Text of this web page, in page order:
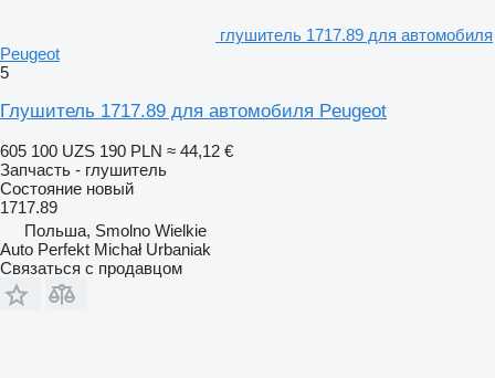
глушитель 1717.89 для автомобиля
Peugeot
5
Глушитель 1717.89 для автомобиля Peugeot
605 100 UZS 190 PLN ≈ 44,12 €
Запчасть - глушитель
Состояние новый
1717.89
Польша, Smolno Wielkie
Auto Perfekt Michał Urbaniak
Связаться с продавцом